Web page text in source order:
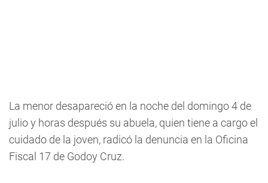
La menor desapareció en la noche del domingo 4 de
julioy horas después su abuela, quien tiene a cargo el
cuidado de la joven, radicó la denuncia en la Oficina
Fiscal 17 de Godoy Cruz.